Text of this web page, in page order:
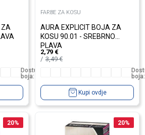
ZA
Dostupno
boja:
FARBE ZA KOSU
AURA EXPLICIT BOJA ZA
KOSU 90.01 - SREBRNO
PLAVA
2,79 €
3,49€
boja:
Kupi ovdje
20% 20%